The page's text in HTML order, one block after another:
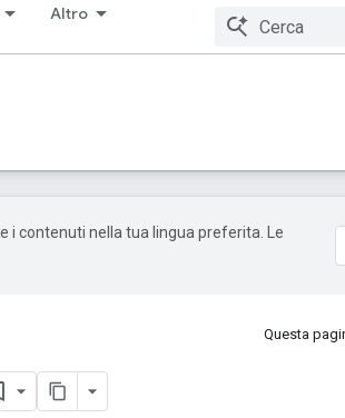
Altro
i contenuti nella tua lingua preferita. Le
Questa